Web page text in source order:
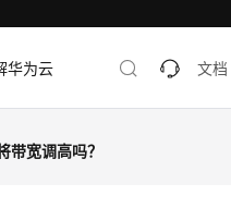
华为云 文档
带宽调高吗？